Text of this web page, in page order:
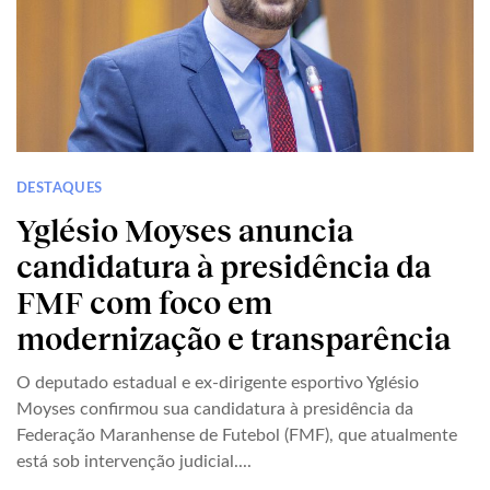
DESTAQUES
Yglésio Moyses anuncia
candidatura à presidência da
FMF com foco em
modernização e transparência
O deputado estadual e ex-dirigente esportivo Yglésio
Moyses confirmou sua candidatura à presidência da
Federação Maranhense de Futebol (FMF), que atualmente
está sob intervenção judicial....